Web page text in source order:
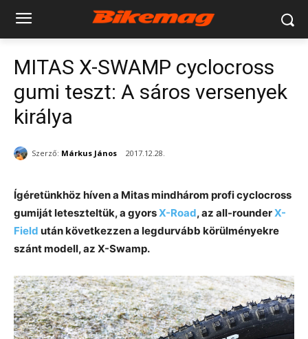
MITAS X-SWAMP cyclocross
gumi teszt: A sáros versenyek
királya
Szerző: Márkus János 2017.12.28.
Ígéretünkhöz híven a Mitas mindhárom profi cyclocross
gumiját leteszteltük, a gyorsX-Road, az all-rounderX-
Field után következzen a legdurvább körülményekre
szánt modell, az X-Swamp.